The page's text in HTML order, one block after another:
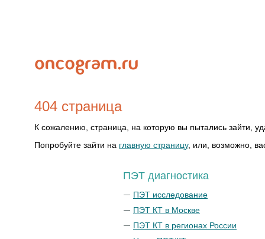
404 страница
К сожалению, страница, на которую вы пытались зайти,
Попробуйте зайти на главную страницу, или, возможно,
ПЭТ диагностика
ПЭТ исследование
ПЭТ КТ в Москве
ПЭТ КТ в регионах России